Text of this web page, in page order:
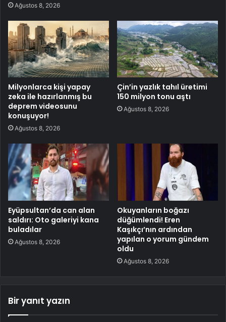
Ağustos 8, 2026
Milyonlarca kişi yapay
zeka ile hazırlanmış bu
deprem videosunu
konuşuyor!
Ağustos 8, 2026
Çin’in yazlık tahıl üretimi
150 milyon tonu aştı
Ağustos 8, 2026
Eyüpsultan’da can alan
saldırı: Oto galeriyi kana
buladılar
Ağustos 8, 2026
Okuyanların boğazı
düğümlendi! Eren
Kaşıkçı’nın ardından
yapılan o yorum gündem
oldu
Ağustos 8, 2026
Bir yanıt yazın